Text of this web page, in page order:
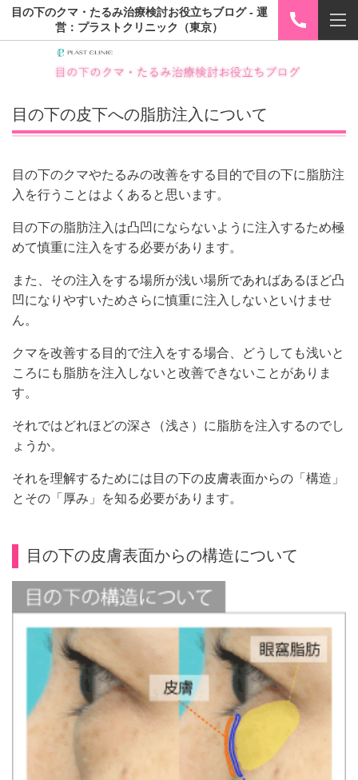
目の下のクマ・たるみ治療検討お役立ちブログ - 運
営：プラストクリニック（東京）
目の下の皮下への脂肪注入について
目の下のクマやたるみの改善をする目的で目の下に脂肪注
入を行うことはよくあると思います。
目の下の脂肪注入は凸凹にならないように注入するため極
めて慎重に注入をする必要があります。
また、その注入をする場所が浅い場所であればあるほど凸
凹になりやすいためさらに慎重に注入しないといけませ
ん。
クマを改善する目的で注入をする場合、どうしても浅いと
ころにも脂肪を注入しないと改善できないことがありま
す。
それではどれほどの深さ（浅さ）に脂肪を注入するのでし
ょうか。
それを理解するためには目の下の皮膚表面からの「構造」
とその「厚み」を知る必要があります。
目の下の皮膚表面からの構造について